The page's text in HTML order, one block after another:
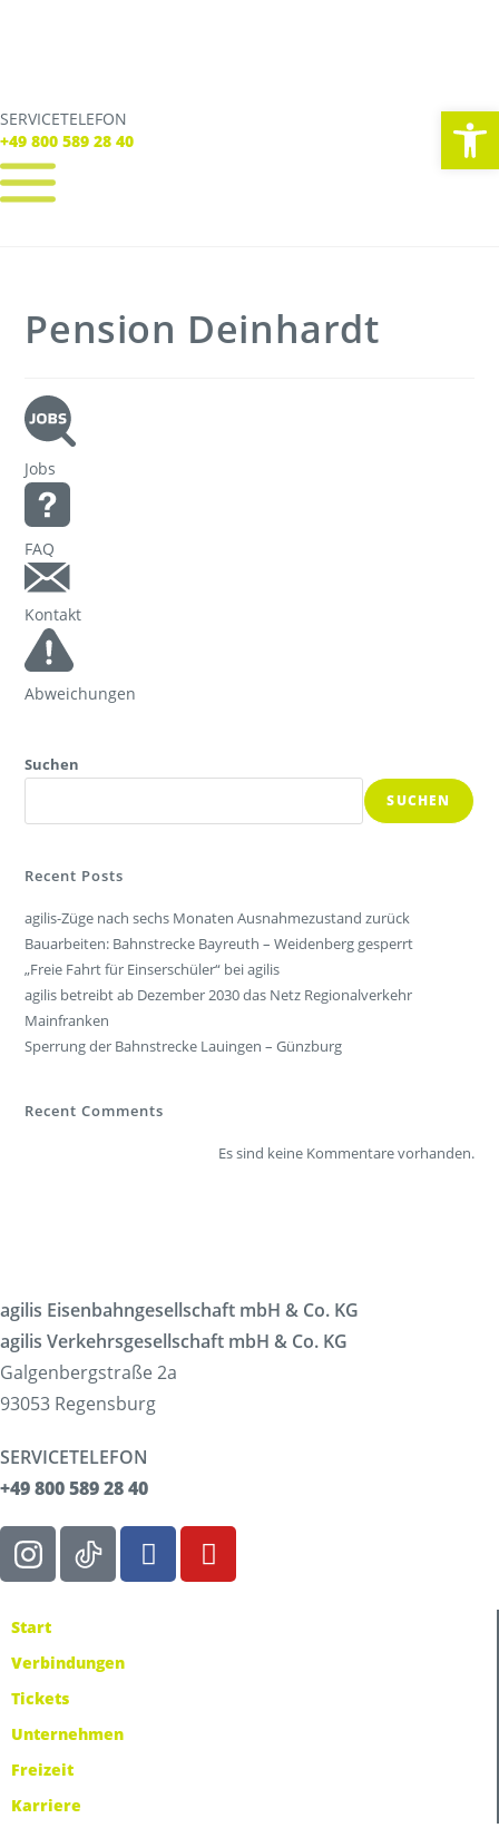
SERVICETELEFON
+49 800 589 28 40
SERVICE TELEFON
+49 800 589 28 40
Tickets
Freizeit
Pension Deinhardt
Jobs
FAQ
Kontakt
Abweichungen
Suchen
SUCHEN
Recent Posts
agilis-Züge nach sechs Monaten Ausnahmezustand zurück
Bauarbeiten: Bahnstrecke Bayreuth – Weidenberg gesperrt
„Freie Fahrt für Einserschüler“ bei agilis
agilis betreibt ab Dezember 2030 das Netz Regionalverkehr
Mainfranken
Sperrung der Bahnstrecke Lauingen – Günzburg
Recent Comments
Es sind keine Kommentare vorhanden.
agilis Eisenbahngesellschaft mbH & Co. KG
agilis Verkehrsgesellschaft mbH & Co. KG
Galgenbergstraße 2a
93053 Regensburg
SERVICETELEFON
+49 800 589 28 40
Start
Verbindungen
Tickets
Unternehmen
Freizeit
Karriere